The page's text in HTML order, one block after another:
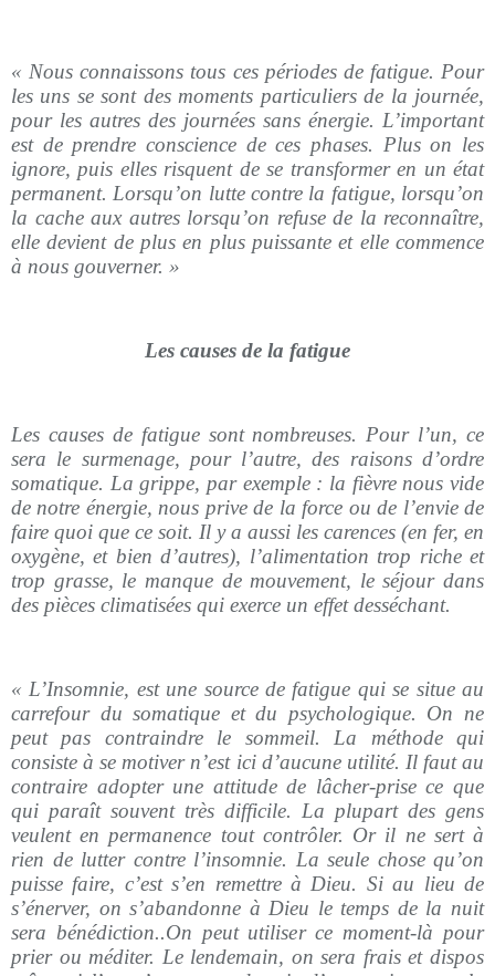
« Nous connaissons tous ces périodes de fatigue. Pour
les uns se sont des moments particuliers de la journée,
pour les autres des journées sans énergie. L’important
est de prendre conscience de ces phases. Plus on les
ignore, puis elles risquent de se transformer en un état
permanent. Lorsqu’on lutte contre la fatigue, lorsqu’on
la cache aux autres lorsqu’on refuse de la reconnaître,
elle devient de plus en plus puissante et elle commence
à nous gouverner. »
Les causes de la fatigue
Les causes de fatigue sont nombreuses. Pour l’un, ce
sera le surmenage, pour l’autre, des raisons d’ordre
somatique. La grippe, par exemple : la fièvre nous vide
de notre énergie, nous prive de la force ou de l’envie de
faire quoi que ce soit. Il y a aussi les carences (en fer, en
oxygène, et bien d’autres), l’alimentation trop riche et
trop grasse, le manque de mouvement, le séjour dans
des pièces climatisées qui exerce un effet desséchant.
« L’Insomnie, est une source de fatigue qui se situe au
carrefour du somatique et du psychologique. On ne
peut pas contraindre le sommeil. La méthode qui
consiste à se motiver n’est ici d’aucune utilité. Il faut au
contraire adopter une attitude de lâcher-prise ce que
qui paraît souvent très difficile. La plupart des gens
veulent en permanence tout contrôler. Or il ne sert à
rien de lutter contre l’insomnie. La seule chose qu’on
puisse faire, c’est s’en remettre à Dieu. Si au lieu de
s’énerver, on s’abandonne à Dieu le temps de la nuit
sera bénédiction..On peut utiliser ce moment-là pour
prier ou méditer. Le lendemain, on sera frais et dispos